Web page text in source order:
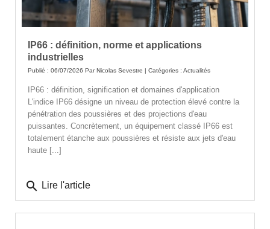
IP66 : définition, norme et applications
industrielles
Publié : 06/07/2026 ParNicolas Sevestre | Catégories : Actualités
IP66 : définition, signification et domaines d'application
L'indice IP66 désigne un niveau de protection élevé contre la
pénétration des poussières et des projections d'eau
puissantes. Concrètement, un équipement classé IP66 est
totalement étanche aux poussières et résiste aux jets d'eau
haute [...]
search Lire l'article